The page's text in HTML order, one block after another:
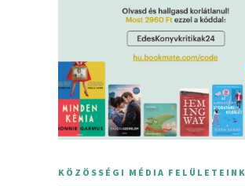
KÖZÖSSÉGI MÉDIA FELÜLETEINK